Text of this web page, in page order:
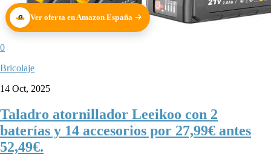
Ver oferta en Amazon España
0
Bricolaje
14 Oct, 2025
Taladro atornillador Leeikoo con 2
baterías y 14 accesorios por 27,99€ antes
52,49€.